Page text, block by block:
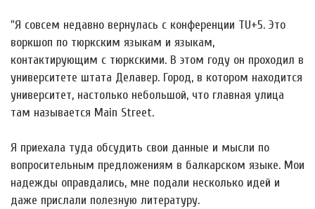
"Я совсем недавно вернулась с конференции TU+5. Это
воркшоп по тюркским языкам и языкам,
контактирующим с тюркскими. В этом году он проходил в
университете штата Делавер. Город, в котором находится
университет, настолько небольшой, что главная улица
там называется Main Street.
Я приехала туда обсудить свои данные и мысли по
вопросительным предложениям в балкарском языке. Мои
надежды оправдались, мне подали несколько идей и
даже прислали полезную литературу.